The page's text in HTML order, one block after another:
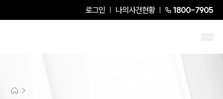
로그인 나의사건현황 1800-7905